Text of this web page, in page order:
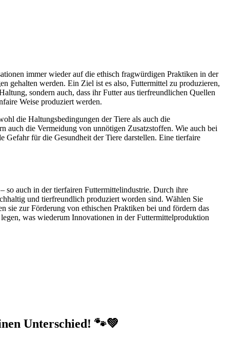
immer wieder auf die ethisch fragwürdigen Praktiken in der
gehalten werden. Ein Ziel ist es also, Futtermittel zu produzieren,
sondern auch, dass ihr Futter aus tierfreundlichen Quellen
Weise produziert werden.
die Haltungsbedingungen der Tiere als auch die
auch die Vermeidung von unnötigen Zusatzstoffen. Wie auch bei
Gefahr für die Gesundheit der Tiere darstellen. Eine tierfaire
so auch in der tierfairen Futtermittelindustrie. Durch ihre
und tierfreundlich produziert worden sind. Wählen Sie
sie zur Förderung von ethischen Praktiken bei und fördern das
was wiederum Innovationen in der Futtermittelproduktion
Unterschied! 🐾💚